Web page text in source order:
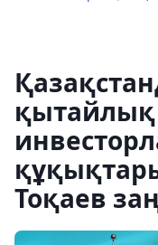
қытайлық
Тоқаев